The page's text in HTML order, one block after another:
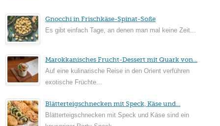
Gnocchi in Frischkäse-Spinat-Soße
Es gibt einfach Tage, an denen man mal keine Zeit...
Marokkanisches Frucht-Dessert mit Quark von...
Auf eine kulinarische Reise in den Orient verführen
exotische Früchte...
Blätterteigschnecken mit Speck, Käse und...
Blätterteigschnecken mit Speck und Käse sind ein